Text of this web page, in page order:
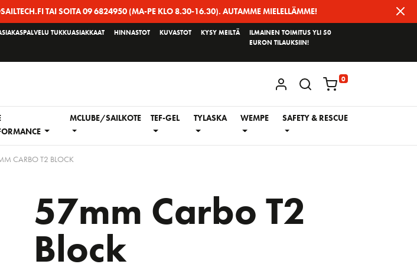
TAI SOITA 09 6824950 (MA-PE KLO 8.30-16.30). AUTAMME MIELELLÄMME!
TUKKUASIAKKAAT HINNASTOT KUVASTOT KYSY MEILTÄ
ILMAINEN TOIMITUS YLI 50
EURON TILAUKSIIN!
KIRJAUDU / REKISTERÖIDY
0
MCLUBE/SAILKOTE TEF-GEL TYLASKA WEMPE SAFETY & RESCUE
CARBO T2 BLOCK
57mm Carbo T2
Block